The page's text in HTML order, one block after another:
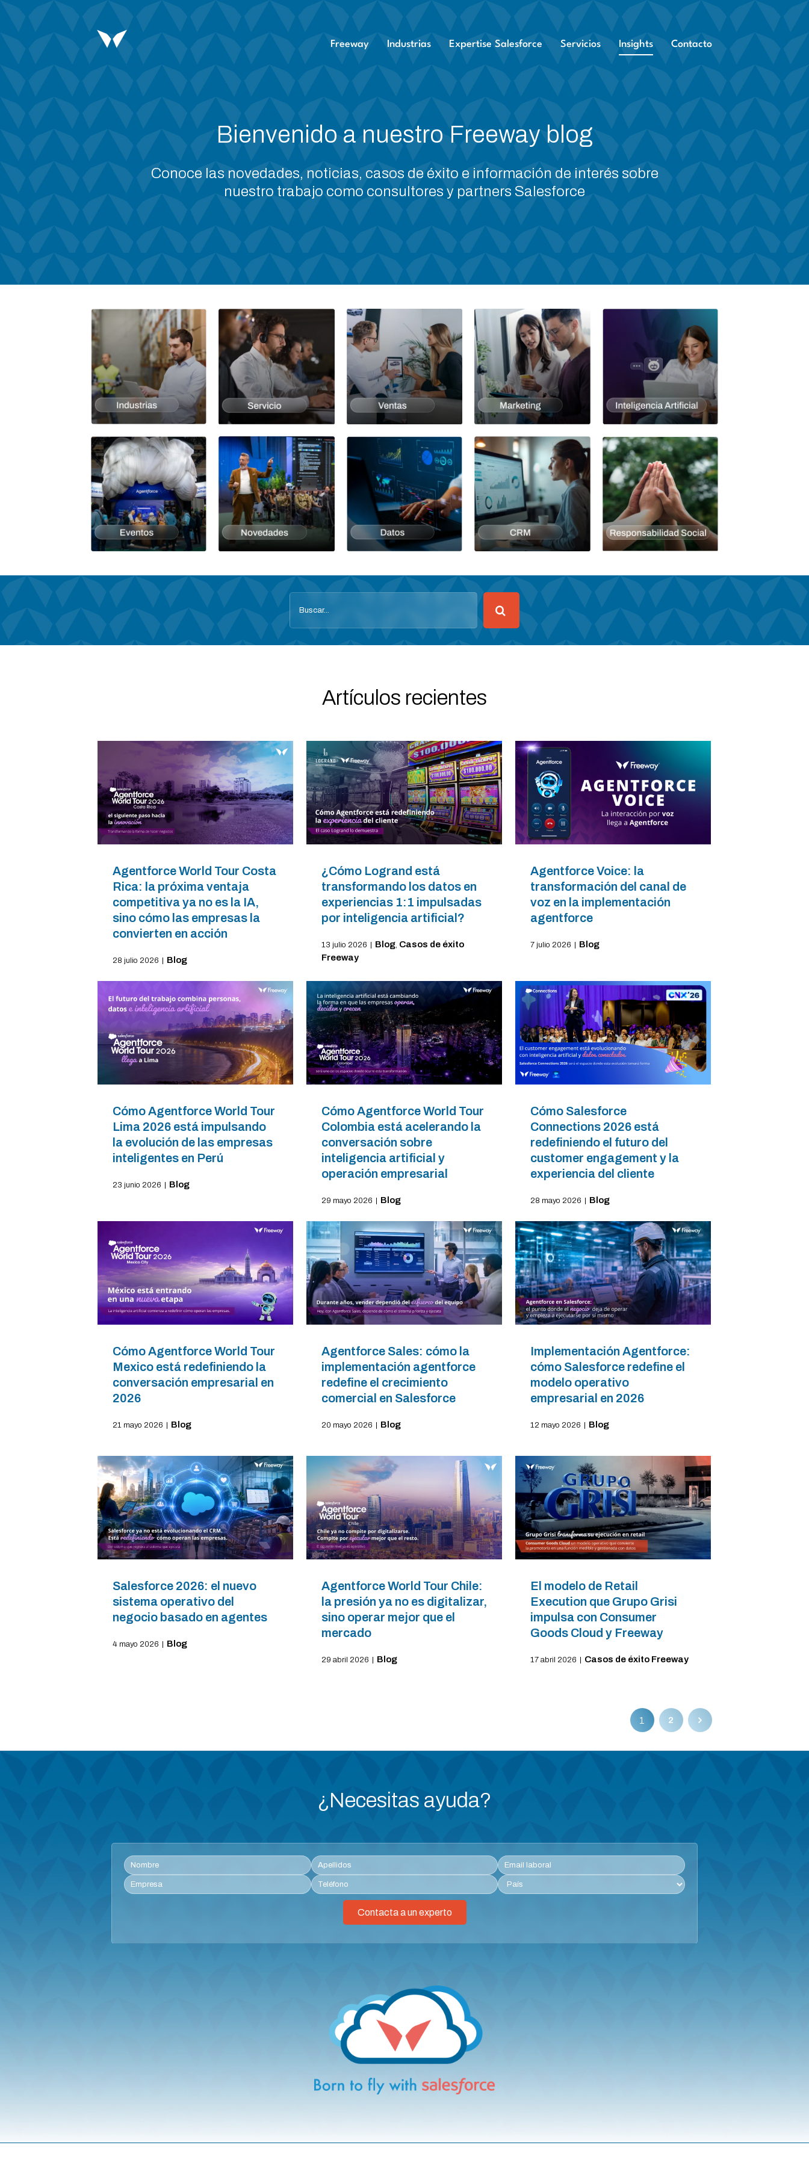
Freeway Industrias Expertise Salesforce Servicios Insights Contacto
Bienvenido a nuestro Freeway blog
Conoce las novedades, noticias, casos de éxito e información de interés sobre
nuestro trabajo como consultores y partners Salesforce
Artículos recientes
Agentforce World Tour Costa
Rica: la próxima ventaja
competitiva ya no es la IA,
sino cómo las empresas la
convierten en acción
28 julio 2026 | Blog
¿Cómo Logrand está
transformando los datos en
experiencias 1:1 impulsadas
por inteligencia artificial?
13 julio 2026 | Blog, Casos de éxito
Freeway
Agentforce Voice: la
transformación del canal de
voz en la implementación
agentforce
7 julio 2026 | Blog
Cómo Agentforce World Tour
Lima 2026 está impulsando
la evolución de las empresas
inteligentes en Perú
23 junio 2026 | Blog
Cómo Agentforce World Tour
Colombia está acelerando la
conversación sobre
inteligencia artificial y
operación empresarial
29 mayo 2026 | Blog
Cómo Salesforce
Connections 2026 está
redefiniendo el futuro del
customer engagement y la
experiencia del cliente
28 mayo 2026 | Blog
Cómo Agentforce World Tour
Mexico está redefiniendo la
conversación empresarial en
2026
21 mayo 2026 | Blog
Agentforce Sales: cómo la
implementación agentforce
redefine el crecimiento
comercial en Salesforce
20 mayo 2026 | Blog
Implementación Agentforce:
cómo Salesforce redefine el
modelo operativo
empresarial en 2026
12 mayo 2026 | Blog
Salesforce 2026: el nuevo
sistema operativo del
negocio basado en agentes
4 mayo 2026 | Blog
Agentforce World Tour Chile:
la presión ya no es digitalizar,
sino operar mejor que el
mercado
29 abril 2026 | Blog
El modelo de Retail
Execution que Grupo Grisi
impulsa con Consumer
Goods Cloud y Freeway
17 abril 2026 | Casos de éxito Freeway
1 2
¿Necesitas ayuda?